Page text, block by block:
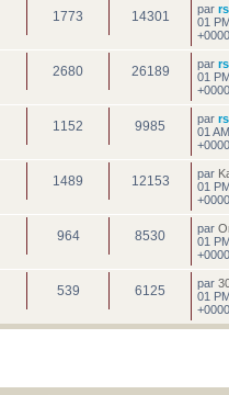
1773 14301 par
01
2680 26189 par
01
1152 9985 par
01
1489 12153 par
01
964 8530 par
01
539 6125 par
01